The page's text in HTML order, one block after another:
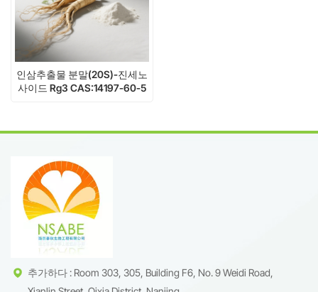
인삼추출물 분말(20S)-진세노
사이드 Rg3 CAS:14197-60-5
추가하다 : Room 303, 305, Building F6, No. 9 Weidi Road,